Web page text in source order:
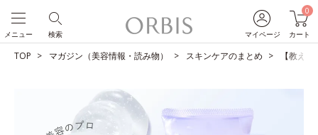
マイページ
0
カート
検索
メニュー
TOP マガジン（美容情報・読み物） スキンケアのまとめ 【教え